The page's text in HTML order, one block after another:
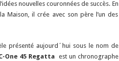
nouvelles couronnées de succès. En
Maison, il crée avec son père l’un des
présenté aujourd´hui sous le nom de
One 45 Regatta est un chronographe